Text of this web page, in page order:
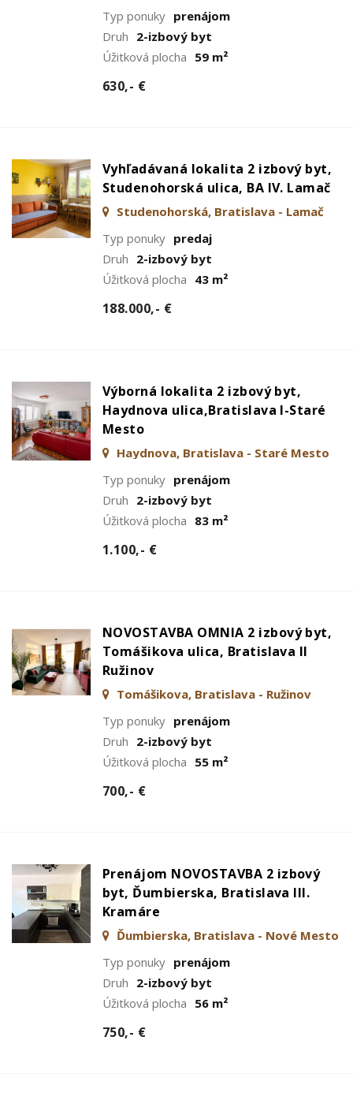
Typ ponuky prenájom
Druh 2-izbový byt
Úžitková plocha 59 m²
630,- €
Vyhľadávaná lokalita 2 izbový byt,
Studenohorská ulica, BA IV. Lamač
Studenohorská, Bratislava - Lamač
Typ ponuky predaj
Druh 2-izbový byt
Úžitková plocha 43 m²
188.000,- €
Výborná lokalita 2 izbový byt,
Haydnova ulica,Bratislava I-Staré
Mesto
Haydnova, Bratislava - Staré Mesto
Typ ponuky prenájom
Druh 2-izbový byt
Úžitková plocha 83 m²
1.100,- €
NOVOSTAVBA OMNIA 2 izbový byt,
Tomášikova ulica, Bratislava II
Ružinov
Tomášikova, Bratislava - Ružinov
Typ ponuky prenájom
Druh 2-izbový byt
Úžitková plocha 55 m²
700,- €
Prenájom NOVOSTAVBA 2 izbový
byt, Ďumbierska, Bratislava III.
Kramáre
Ďumbierska, Bratislava - Nové Mesto
Typ ponuky prenájom
Druh 2-izbový byt
Úžitková plocha 56 m²
750,- €